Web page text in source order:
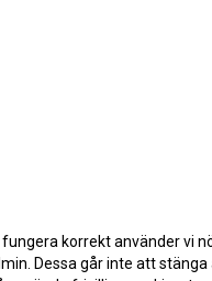
korrekt använder vi
Dessa går inte att stänga